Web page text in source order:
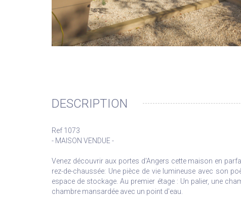
DESCRIPTION
Ref 1073
- MAISON VENDUE -
Venez découvrir aux portes d'Angers cette maison en
rez-de-chaussée: Une pièce de vie lumineuse avec son
espace de stockage. Au premier étage : Un palier, une
chambre mansardée avec un point d'eau.